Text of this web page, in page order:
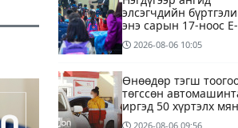
элсэгчдийн
энэ сарын 17-ноос E-
Mongolia системээр
зохион байгуулна
2026-08-06 10:05
Өнөөдөр тэгш
төгссөн
иргэд 50 хүртэлх
төгрөгөнд БЕНЗИН
2026-08-06 09:56